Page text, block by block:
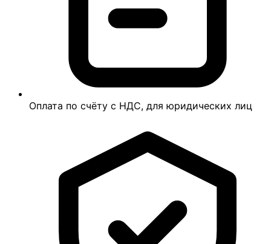
Оплата по счёту с НДС, для юридических лиц